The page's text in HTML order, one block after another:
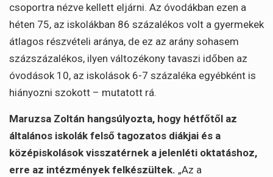
csoportra nézve kellett eljárni. Az óvodákban ezen a
héten 75, az iskolákban 86 százalékos volt a gyermekek
átlagos részvételi aránya, de ez az arány sohasem
százszázalékos, ilyen változékony tavaszi időben az
óvodások 10, az iskolások 6-7 százaléka egyébként is
hiányozni szokott – mutatott rá.
Maruzsa Zoltán hangsúlyozta, hogy hétfőtől az
általános iskolák felső tagozatos diákjai és a
középiskolások visszatérnek a jelenléti oktatáshoz,
erre az intézmények felkészültek. „Az a